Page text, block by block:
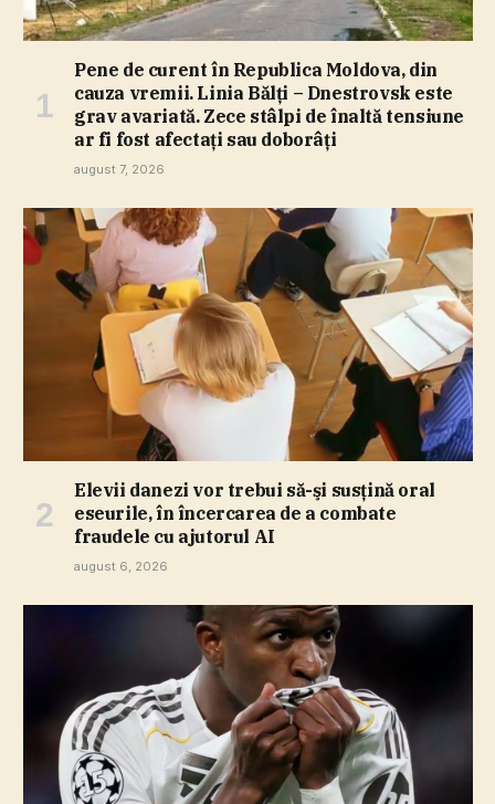
Pene de curent în Republica Moldova, din
cauza vremii. Linia Bălţi – Dnestrovsk este
grav avariată. Zece stâlpi de înaltă tensiune
ar fi fost afectaţi sau doborâţi
august 7, 2026
Elevii danezi vor trebui să-şi susţină oral
eseurile, în încercarea de a combate
fraudele cu ajutorul AI
august 6, 2026